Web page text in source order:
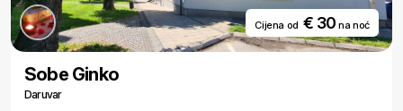
Cijena od € 30na noć
Sobe Ginko
Daruvar